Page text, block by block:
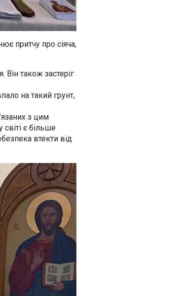
притчу про сіяча,
Він також застеріг
на такий грунт,
з цим
є більше
втекти від